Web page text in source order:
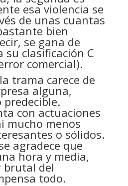
esa violencia se
de unas cuantas
bien
se gana de
su clasificación C
comercial).
trama carece de
alguna,
con actuaciones
mucho menos
o sólidos.
agradece que
hora y media,
brutal del
todo.